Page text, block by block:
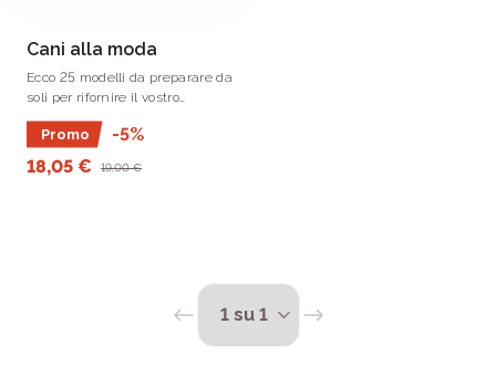
Cani alla moda
Ecco 25 modelli da preparare da
soli per rifornire il vostro
beniamino di tutto ciò che gli
può essere utile nella sua ‘vita
da cani’ quotidiana.
Promo
-5%
18,05 €
19,00 €